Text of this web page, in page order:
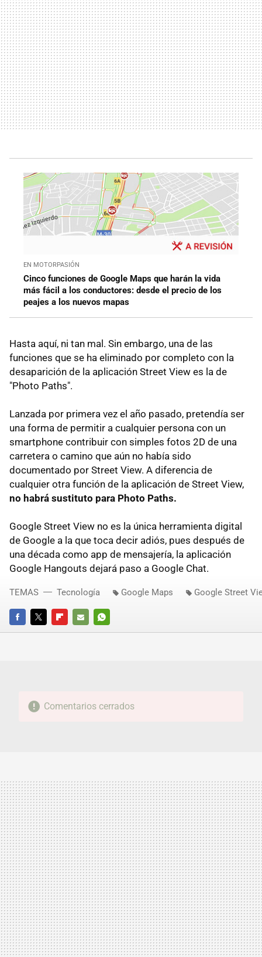
EN MOTORPASIÓN
Cinco funciones de Google Maps que harán la vida
más fácil a los conductores: desde el precio de los
peajes a los nuevos mapas
Hasta aquí, ni tan mal. Sin embargo, una de las
funciones que se ha eliminado por completo con la
desaparición de la aplicación Street View es la de
"Photo Paths".
Lanzada por primera vez el año pasado, pretendía ser
una forma de permitir a cualquier persona con un
smartphone contribuir con simples fotos 2D de una
carretera o camino que aún no había sido
documentado por Street View. A diferencia de
cualquier otra función de la aplicación de Street View,
no habrá sustituto para Photo Paths.
Google Street View no es la única herramienta digital
de Google a la que toca decir adiós, pues después de
una década como app de mensajería, la aplicación
Google Hangouts dejará paso a Google Chat.
FACEBOOKTWITTERFLIPBOARD
E-
WHATSAPP
TEMAS Tecnología Google Maps Google Street
Comentarios cerrados